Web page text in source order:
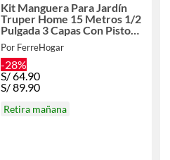
Kit Manguera Para Jardín
Truper Home 15 Metros 1/2
Pulgada 3 Capas Con Pistola
De Riego 8 Funciones
Por FerreHogar
-28%
S/64.90
S/89.90
Retira mañana